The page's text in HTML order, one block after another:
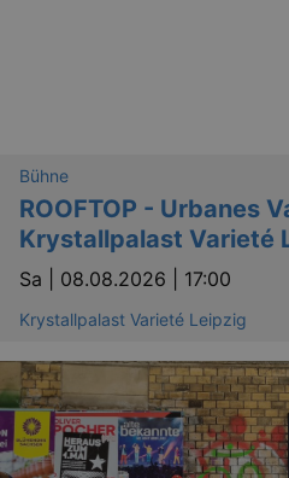
Bühne
ROOFTOP - Urbanes
Krystallpalast Varieté
Sa | 08.08.2026 | 17:00
Krystallpalast Varieté Leipzig